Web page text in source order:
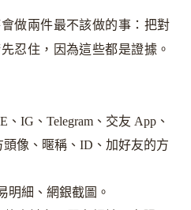
做兩件最不該做的事：把對
忍住，因為這些都是證據。
IG、Telegram、交友 App、
像、暱稱、ID、加好友的方
明細、網銀截圖。